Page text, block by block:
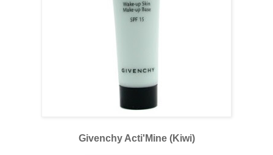
Givenchy Acti'Mine (Kiwi)